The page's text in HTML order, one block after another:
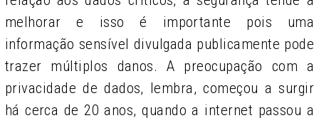
melhorar e isso é importante pois uma
informação sensível divulgada publicamente pode
trazer múltiplos danos. A preocupação com a
privacidade de dados, lembra, começou a surgir
há cerca de 20 anos, quando a internet passou a